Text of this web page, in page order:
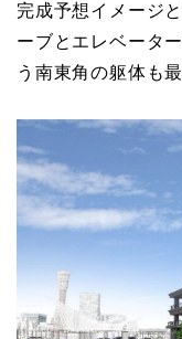
完成予想イメージ
ーブとエレベータ
う南東角の躯体も